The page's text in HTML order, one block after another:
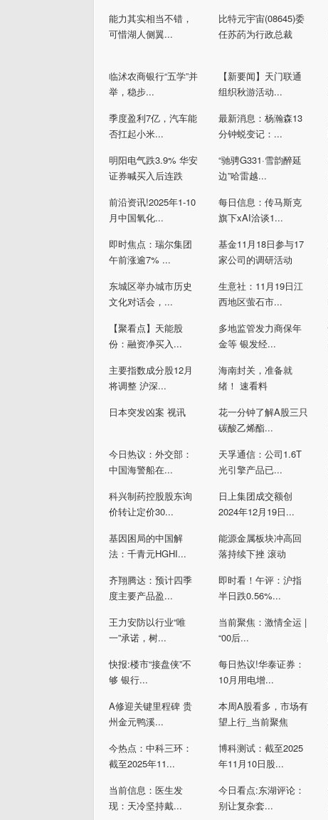
能力其实相当不错，
可惜湖人侧翼...
比特元宇宙(08645)委
任苏菂为行政总裁
临沭农商银行“五学”并
举，稳步...
【新要闻】天门联通
组织秋游活动...
季度盈利7亿，汽车能
否扛起小米...
最新消息：杨瀚森13
分钟蜕变记：...
明阳电气跌3.9% 华安
证券喊买入后连跌
“驰骋G331·雪韵醉延
边”哈雷越...
前沿资讯!2025年1-10
月中国氧化...
每日信息：传马斯克
旗下xAI洽谈1...
即时焦点：瑞尔集团
午前涨逾7% ...
基金11月18日参与17
家公司的调研活动
东城区举办城市历史
文化对话会，...
生意社：11月19日江
西地区萤石市...
【聚看点】天能股
份：融资净买入...
多地监管发力商保年
金等 银发经...
主要指数成分股12月
将调整 沪深...
海南封关，准备就
绪！ 速看料
日本突发凶案 视讯
花一分钟了解A股三只
碳酸乙烯酯...
今日热议：外交部：
中国海警船在...
天孚通信：公司1.6T
光引擎产品已...
科兴制药控股股东询
价转让定价30...
日上集团成交额创
2024年12月19日...
基因困局的中国解
法：千青元HGHI...
能源金属板块冲高回
落持续下挫 滚动
齐翔腾达：预计四季
度主要产品盈...
即时看！午评：沪指
半日跌0.56%...
王力安防以行业“唯
一”承诺，树...
当前聚焦：激情全运 |
“00后...
快报:楼市“接盘侠”不
够 银行...
每日热议!华泰证券：
10月用电增...
A修迎关键里程碑 贵
州金元鸭溪...
本周A股看多，市场有
望上行_当前聚焦
今热点：中科三环：
截至2025年11...
博科测试：截至2025
年11月10日股...
当前信息：医生发
现：天冷坚持戴...
今日看点:东湖评论：
别让复杂套...